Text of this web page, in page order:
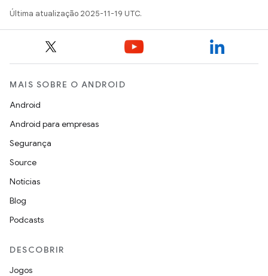
Última atualização 2025-11-19 UTC.
MAIS SOBRE O ANDROID
Android
Android para empresas
Segurança
Source
Notícias
Blog
Podcasts
DESCOBRIR
Jogos